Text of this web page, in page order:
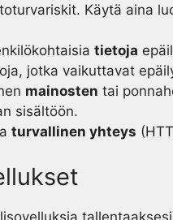
Käytä aina
tietoja
jotka vaikuttavat
mainosten tai
sisältöön.
turvallinen yhteys